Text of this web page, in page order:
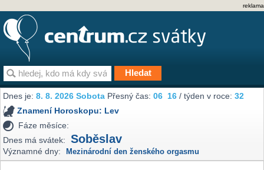
reklama
Dnes je:8. 8. 2026 Sobota Přesný čas:06 16 / týden v roce:32
Znamení Horoskopu: Lev
Fáze měsíce:
Dnes má svátek:
Soběslav
Významné dny: Mezinárodní den ženského orgasmu